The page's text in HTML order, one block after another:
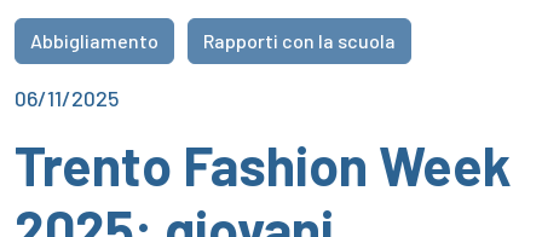
Abbigliamento Rapporti con la scuola
06/11/2025
Trento Fashion Week